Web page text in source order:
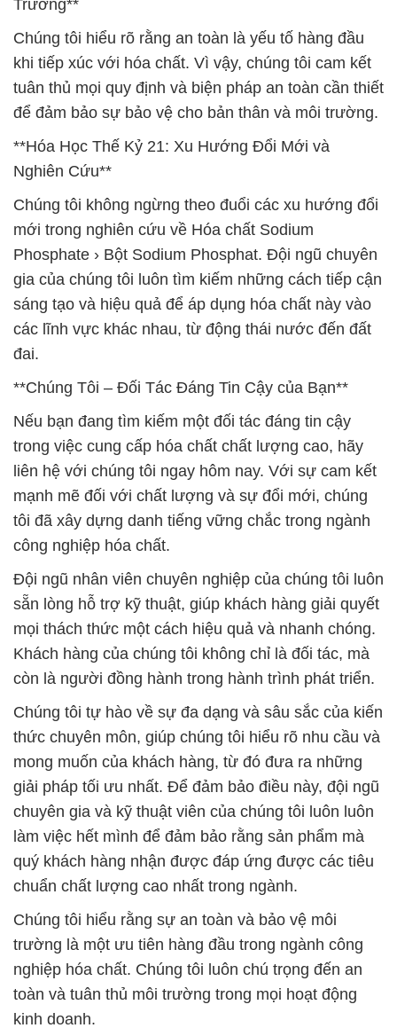
Trường**
Chúng tôi hiểu rõ rằng an toàn là yếu tố hàng đầu
khi tiếp xúc với hóa chất. Vì vậy, chúng tôi cam kết
tuân thủ mọi quy định và biện pháp an toàn cần thiết
để đảm bảo sự bảo vệ cho bản thân và môi trường.
**Hóa Học Thế Kỷ 21: Xu Hướng Đổi Mới và
Nghiên Cứu**
Chúng tôi không ngừng theo đuổi các xu hướng đổi
mới trong nghiên cứu về Hóa chất Sodium
Phosphate › Bột Sodium Phosphat. Đội ngũ chuyên
gia của chúng tôi luôn tìm kiếm những cách tiếp cận
sáng tạo và hiệu quả để áp dụng hóa chất này vào
các lĩnh vực khác nhau, từ động thái nước đến đất
đai.
**Chúng Tôi – Đối Tác Đáng Tin Cậy của Bạn**
Nếu bạn đang tìm kiếm một đối tác đáng tin cậy
trong việc cung cấp hóa chất chất lượng cao, hãy
liên hệ với chúng tôi ngay hôm nay. Với sự cam kết
mạnh mẽ đối với chất lượng và sự đổi mới, chúng
tôi đã xây dựng danh tiếng vững chắc trong ngành
công nghiệp hóa chất.
Đội ngũ nhân viên chuyên nghiệp của chúng tôi luôn
sẵn lòng hỗ trợ kỹ thuật, giúp khách hàng giải quyết
mọi thách thức một cách hiệu quả và nhanh chóng.
Khách hàng của chúng tôi không chỉ là đối tác, mà
còn là người đồng hành trong hành trình phát triển.
Chúng tôi tự hào về sự đa dạng và sâu sắc của kiến
thức chuyên môn, giúp chúng tôi hiểu rõ nhu cầu và
mong muốn của khách hàng, từ đó đưa ra những
giải pháp tối ưu nhất. Để đảm bảo điều này, đội ngũ
chuyên gia và kỹ thuật viên của chúng tôi luôn luôn
làm việc hết mình để đảm bảo rằng sản phẩm mà
quý khách hàng nhận được đáp ứng được các tiêu
chuẩn chất lượng cao nhất trong ngành.
Chúng tôi hiểu rằng sự an toàn và bảo vệ môi
trường là một ưu tiên hàng đầu trong ngành công
nghiệp hóa chất. Chúng tôi luôn chú trọng đến an
toàn và tuân thủ môi trường trong mọi hoạt động
kinh doanh.